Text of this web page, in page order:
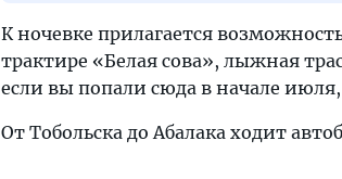
К ночевке прилагается
трактире «Белая сова», лыжная
если вы попали сюда в начале
От Тобольска до Абалака ходит